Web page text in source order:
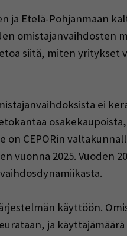
ja Etelä-Pohjanmaan
omistajanvaihdosten
siitä, miten yritykset
ei
on CEPORin
vuonna 2025.
käyttöön.
ja